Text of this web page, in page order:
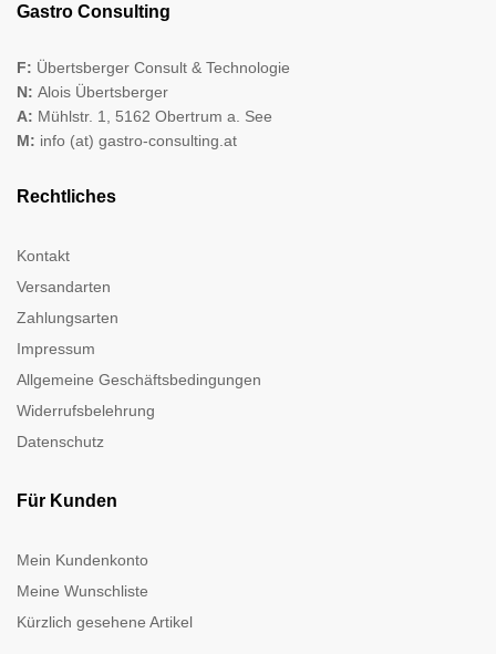
Gastro Consulting
F: Übertsberger Consult & Technologie
N: Alois Übertsberger
A: Mühlstr. 1, 5162 Obertrum a. See
M: info (at) gastro-consulting.at
Rechtliches
Kontakt
Versandarten
Zahlungsarten
Impressum
Allgemeine Geschäftsbedingungen
Widerrufsbelehrung
Datenschutz
Für Kunden
Mein Kundenkonto
Meine Wunschliste
Kürzlich gesehene Artikel